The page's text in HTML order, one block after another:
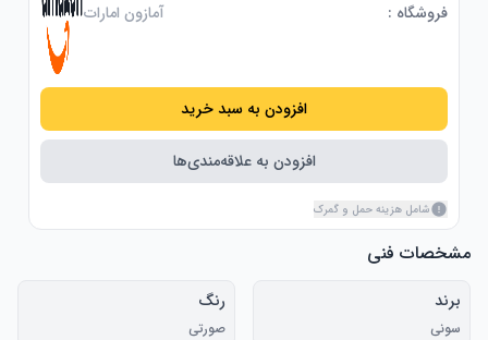
فروشگاه : آمازون امارات
افزودن به سبد خرید
افزودن به علاقه‌مندی‌ها
شامل هزینه حمل و گمرک
مشخصات فنی
برند
سونی
رنگ
صورتی